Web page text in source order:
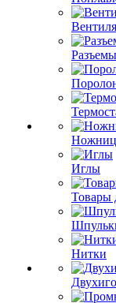
Иглы
Товары
Нитки